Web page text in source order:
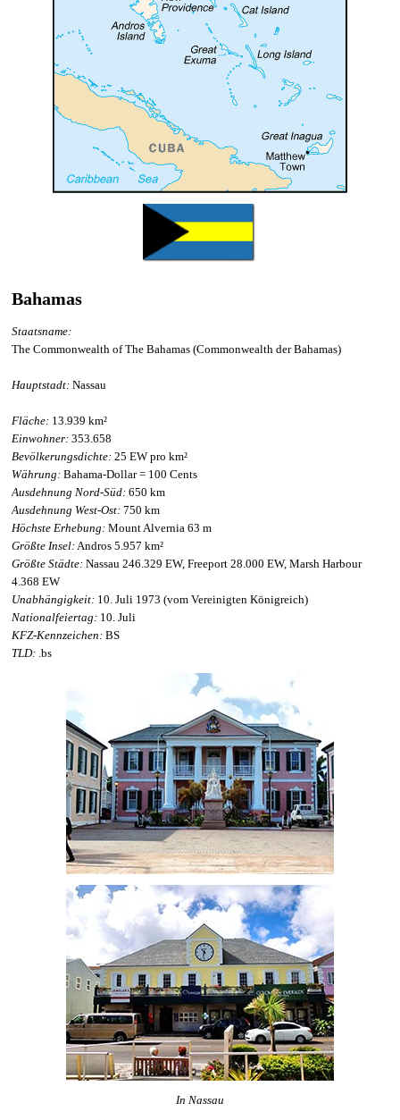
Bahamas
Staatsname:
The Commonwealth of The Bahamas (Commonwealth der Bahamas)
Hauptstadt: Nassau
Fläche: 13.939 km²
Einwohner: 353.658
Bevölkerungsdichte: 25 EW pro km²
Währung: Bahama-Dollar = 100 Cents
Ausdehnung Nord-Süd: 650 km
Ausdehnung West-Ost: 750 km
Höchste Erhebung: Mount Alvernia 63 m
Größte Insel: Andros 5.957 km²
Größte Städte: Nassau 246.329 EW, Freeport 28.000 EW, Marsh Harbour
4.368 EW
Unabhängigkeit: 10. Juli 1973 (vom Vereinigten Königreich)
Nationalfeiertag: 10. Juli
KFZ-Kennzeichen: BS
TLD: .bs
In Nassau